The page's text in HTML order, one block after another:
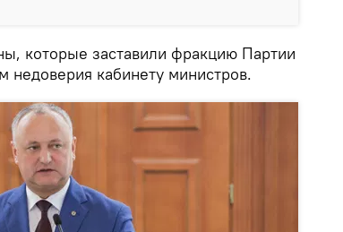
которые заставили фракцию Партии
недоверия кабинету министров.